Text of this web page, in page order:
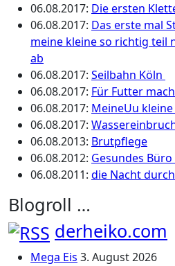
06.08.2017: Die ersten
06.08.2017: Das erste mal
meine kleine so richtig teil
ab
06.08.2017: Seilbahn Köln
06.08.2017: Für Futter
06.08.2017: MeineUu
06.08.2017:
06.08.2013: Brutpflege
06.08.2012: Gesundes Büro
06.08.2011: die Nacht durch
Blogroll …
derheiko.com
Mega Eis 3. August 2026